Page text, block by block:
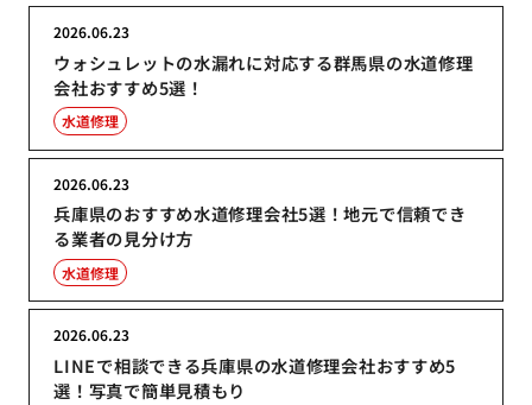
ウォシュレットの水漏れに対応する群馬県の水道修理
会社おすすめ5選！
2026.06.23
水道修理
兵庫県のおすすめ水道修理会社5選！地元で信頼でき
る業者の見分け方
2026.06.23
水道修理
LINEで相談できる兵庫県の水道修理会社おすすめ5
選！写真で簡単見積もり
2026.06.23